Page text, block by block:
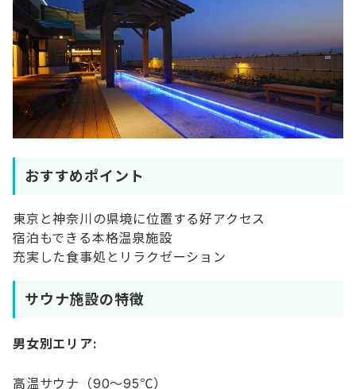
おすすめポイント
東京と神奈川の県境に位置する好アクセス
宿泊もできる本格温泉施設
充実した食事処とリラクゼーション
サウナ施設の特徴
男女別エリア:
高温サウナ（90〜95℃）